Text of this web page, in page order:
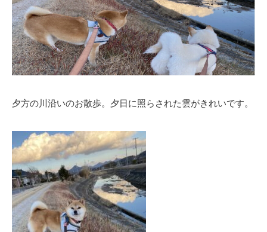
夕方の川沿いのお散歩。夕日に照らされた雲がきれいです。